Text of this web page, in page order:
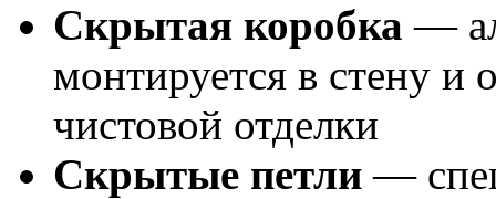
Скрытая коробка —
монтируется в стену и
чистовой отделки
Скрытые петли —